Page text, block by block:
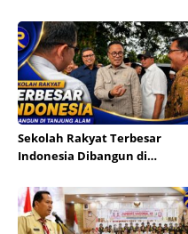
Sekolah Rakyat Terbesar
Indonesia Dibangun di